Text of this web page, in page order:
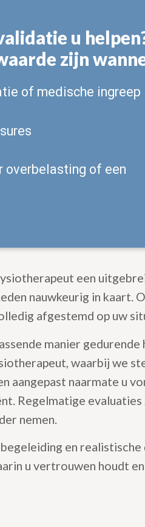
u
zijn
of medische ingreep
overbelasting of een
een
nauwkeurig in kaart.
afgestemd op uw
manier
waarbij we
aangepast naarmate u
Regelmatige
nemen.
en
u vertrouwen houdt